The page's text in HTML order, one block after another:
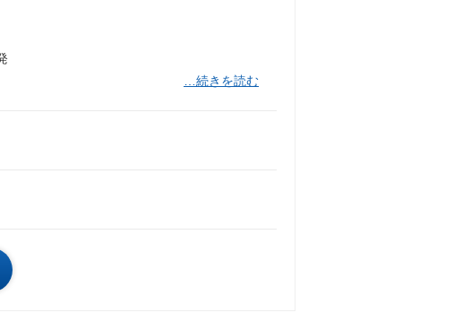
…続きを読む